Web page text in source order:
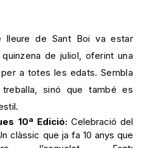
lleure de Sant Boi va estar
per a totes les edats. Sembla
sinó que també es
10ª Edició:Celebració del
clàssic que ja fa 10 anys que
l’esquelet. Font:
cultura